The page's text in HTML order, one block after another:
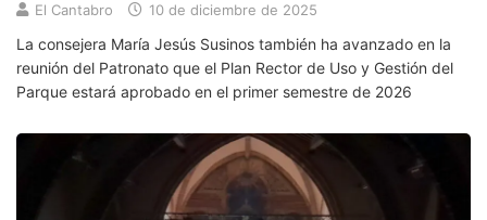
El Cantabro 10 de diciembre de 2025
La consejera María Jesús Susinos también ha avanzado en la
reunión del Patronato que el Plan Rector de Uso y Gestión del
Parque estará aprobado en el primer semestre de 2026